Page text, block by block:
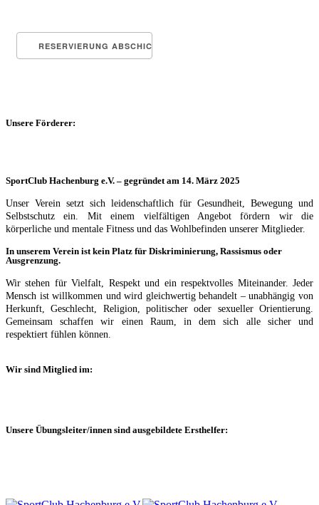
Unsere Förderer:
SportClub Hachenburg e.V. – gegründet am 14. März 2025
Unser Verein setzt sich leidenschaftlich für Gesundheit, Bewegung und
Selbstschutz ein. Mit einem vielfältigen Angebot fördern wir die
körperliche und mentale Fitness und das Wohlbefinden unserer Mitglieder.
In unserem Verein ist kein Platz für Diskriminierung, Rassismus oder
Ausgrenzung.
Wir stehen für Vielfalt, Respekt und ein respektvolles Miteinander. Jeder
Mensch ist willkommen und wird gleichwertig behandelt – unabhängig von
Herkunft, Geschlecht, Religion, politischer oder sexueller Orientierung.
Gemeinsam schaffen wir einen Raum, in dem sich alle sicher und
respektiert fühlen können.
Wir sind Mitglied im:
Unsere Übungsleiter/innen sind ausgebildete Ersthelfer: